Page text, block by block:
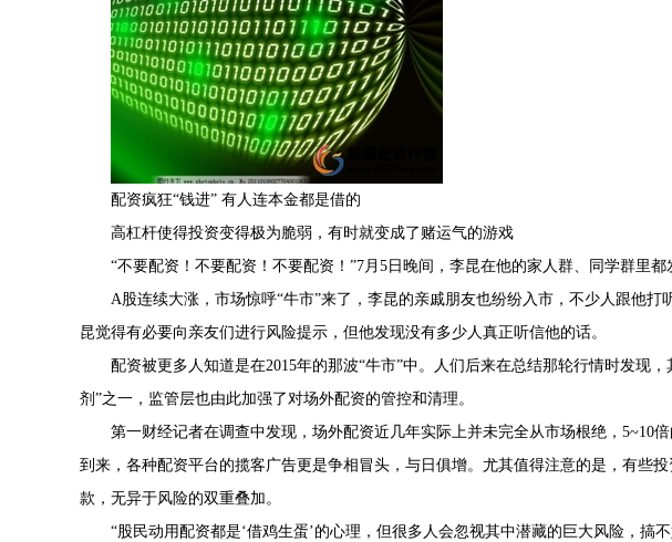
配资疯狂“钱进” 有人连本金都是借的
高杠杆使得投资变得极为脆弱，有时就变成了赌运气的游戏
“不要配资！不要配资！不要配资！”7月5日晚间，李昆在他的家人群、同学群里都
A股连续大涨，市场惊呼“牛市”来了，李昆的亲戚朋友也纷纷入市，不少人跟他
昆觉得有必要向亲友们进行风险提示，但他发现没有多少人真正听信他的话。
配资被更多人知道是在2015年的那波“牛市”中。人们后来在总结那轮行情时发现
剂”之一，监管层也由此加强了对场外配资的管控和清理。
第一财经记者在调查中发现，场外配资近几年实际上并未完全从市场根绝，5~10
到来，各种配资平台的揽客广告更是争相冒头，与日俱增。尤其值得注意的是，有些
款，无异于风险的双重叠加。
“股民动用配资都是‘借鸡生蛋’的心理，但很多人会忽视其中潜藏的巨大风险，搞不